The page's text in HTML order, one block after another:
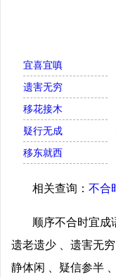
宜喜宜嗔
遗害无穷
移花接木
疑行无成
移东就西
相关查询： 不合
顺序不合时宜成
遗老遗少 、遗害无
静体闲 、疑信参半